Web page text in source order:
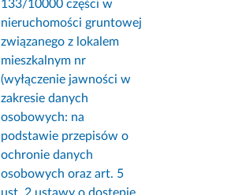
133/10000 części w
nieruchomości gruntowej
związanego z lokalem
mieszkalnym nr
(wyłączenie jawności w
zakresie danych
osobowych: na
podstawie przepisów o
ochronie danych
osobowych oraz art. 5